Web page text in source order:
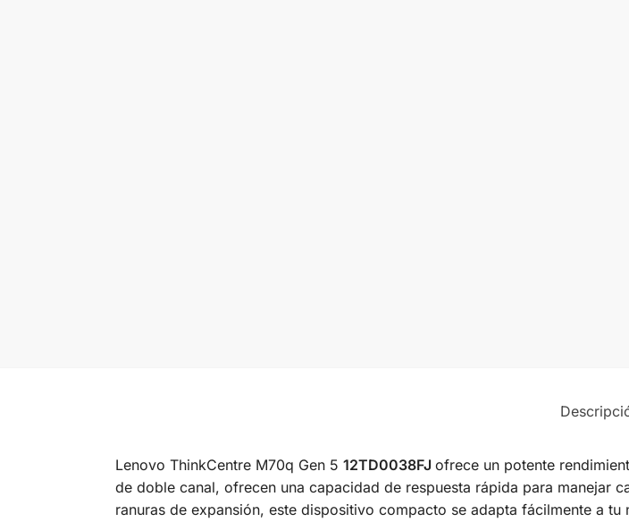
Lenovo ThinkCentre M70q Gen 5 12TD0038FJ ofrece un potente
de doble canal, ofrecen una capacidad de respuesta rápida para manejar
ranuras de expansión, este dispositivo compacto se adapta fácilmente a tu